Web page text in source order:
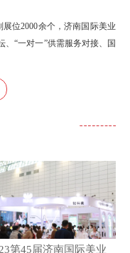
位2000余个，济南国际美业
“一对一”供需服务对接、国
第45届济南国际美业